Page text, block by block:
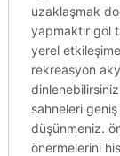
uzaklaşmak
yapmaktır göl
yerel
rekreasyon
sahneleri
düşünmeniz.
önermelerini